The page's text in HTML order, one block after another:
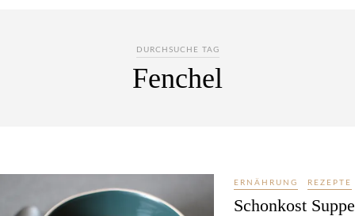
DURCHSUCHE TAG
Fenchel
ERNÄHRUNG REZEPTE
Schonkost